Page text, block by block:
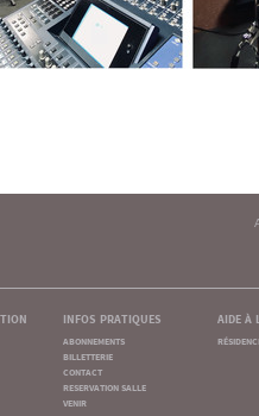
infos pratiques
abonnements
billetterie
contact
reservation salle
venir
aide